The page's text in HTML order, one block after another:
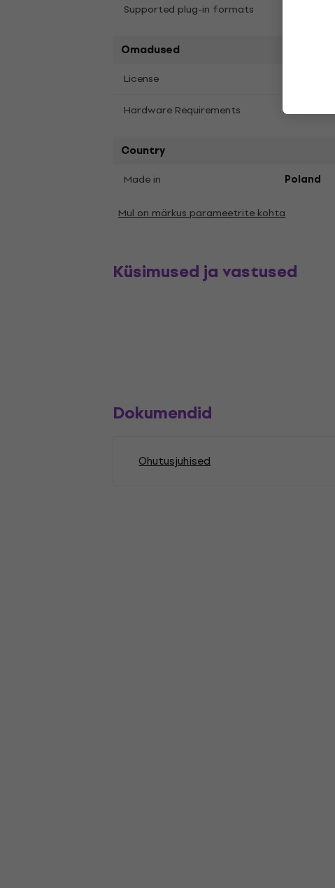
Supported plug-in formats
Omadused
License
Hardware Requirements
4 GB RAM
Country
Made in Poland
Mul on märkus parameetrite kohta
Küsimused ja vastused
Dokumendid
Ohutusjuhised